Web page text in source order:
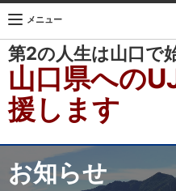
第2の人生は山口で
山口県への
援します
メニュー
お知らせ